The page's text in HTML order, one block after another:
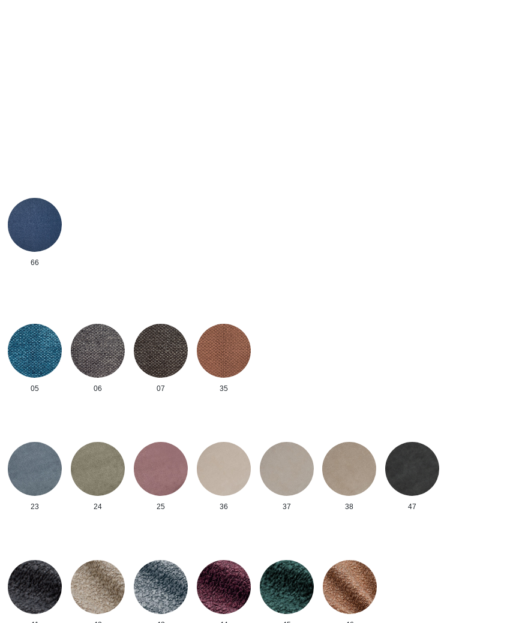
66
05 06 07 35
23 24 25 36 38
37 47